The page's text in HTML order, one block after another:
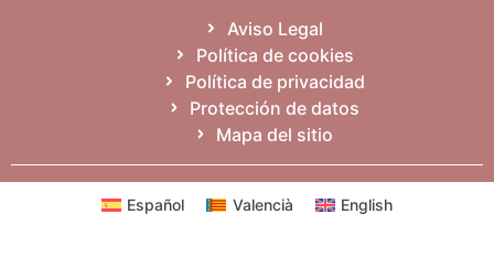
Aviso Legal
Política de cookies
Política de privacidad
Protección de datos
Mapa del sitio
Español Valencià English